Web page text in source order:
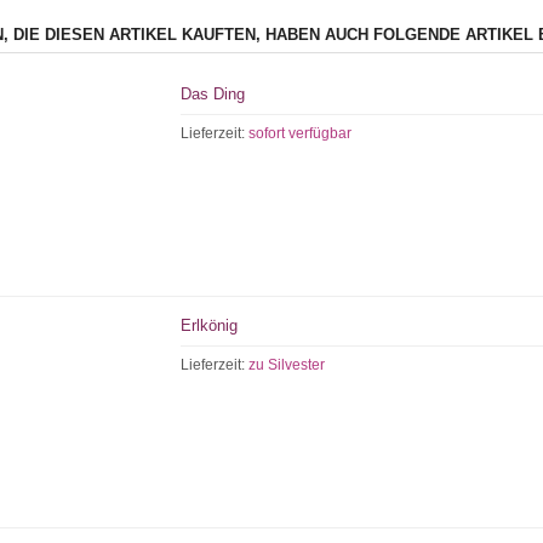
DIE DIESEN ARTIKEL KAUFTEN, HABEN AUCH FOLGENDE ARTIKEL
Das Ding
Lieferzeit:sofort verfügbar
Erlkönig
Lieferzeit:zu Silvester